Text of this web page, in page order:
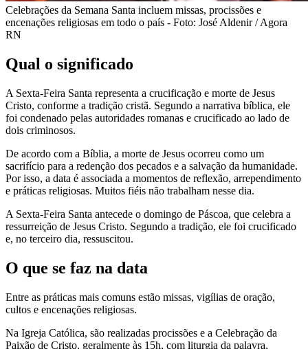
Celebrações da Semana Santa incluem missas, procissões e
encenações religiosas em todo o país - Foto: José Aldenir / Agora
RN
Qual o significado
A Sexta-Feira Santa representa a crucificação e morte de Jesus
Cristo, conforme a tradição cristã. Segundo a narrativa bíblica, ele
foi condenado pelas autoridades romanas e crucificado ao lado de
dois criminosos.
De acordo com a Bíblia, a morte de Jesus ocorreu como um
sacrifício para a redenção dos pecados e a salvação da humanidade.
Por isso, a data é associada a momentos de reflexão, arrependimento
e práticas religiosas. Muitos fiéis não trabalham nesse dia.
A Sexta-Feira Santa antecede o domingo de Páscoa, que celebra a
ressurreição de Jesus Cristo. Segundo a tradição, ele foi crucificado
e, no terceiro dia, ressuscitou.
O que se faz na data
Entre as práticas mais comuns estão missas, vigílias de oração,
cultos e encenações religiosas.
Na Igreja Católica, são realizadas procissões e a Celebração da
Paixão de Cristo, geralmente às 15h, com liturgia da palavra,